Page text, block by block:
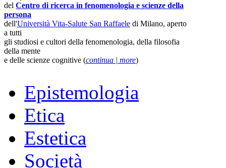
del Centro di ricerca in fenomenologia e scienze della
persona
dell'Università Vita-Salute San Raffaele di Milano, aperto
a tutti
gli studiosi e cultori della fenomenologia, della filosofia
della mente
e delle scienze cognitive (continua | more)
Epistemologia
Etica
Estetica
Società